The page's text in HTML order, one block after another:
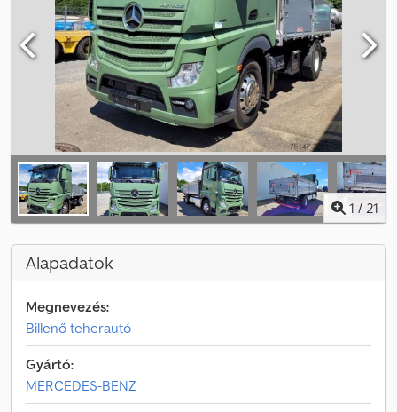
1 / 21
Alapadatok
Megnevezés:
Billenő teherautó
Gyártó:
MERCEDES-BENZ